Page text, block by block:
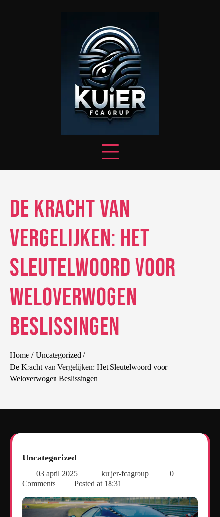
De Kracht van
Vergelijken: Het
Sleutelwoord voor
Weloverwogen
Beslissingen
Home
Uncategorized
De Kracht van Vergelijken: Het Sleutelwoord voor
Weloverwogen Beslissingen
Uncategorized
03 april 2025 kuijer-fcagroup
0
Comments
Posted at 18:31